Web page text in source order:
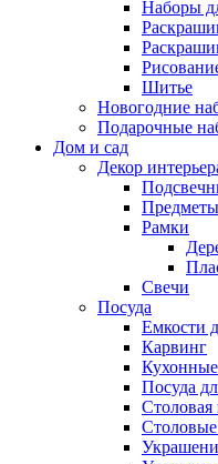
Наборы
Шитье
Новогодние
Подарочные
Дом и сад
Декор
Предметы
Рамки
Свечи
Посуда
Емкости
Карвинг
Посуда
Столовая